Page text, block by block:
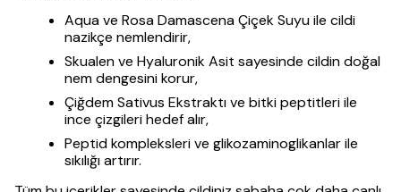
Aqua ve Rosa Damascena Çiçek Suyu ile cildi
nazikçe nemlendirir,
Skualen ve Hyaluronik Asit sayesinde cildin doğal
nem dengesini korur,
Çiğdem Sativus Ekstraktı ve bitki peptitleri ile
ince çizgileri hedef alır,
Peptid kompleksleri ve glikozaminoglikanlar ile
sıkılığı artırır.